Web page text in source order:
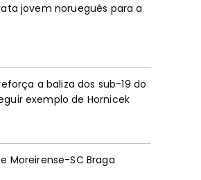
jovem norueguês para a
a baliza dos sub-19 do
exemplo de Hornicek
Moreirense-SC Braga